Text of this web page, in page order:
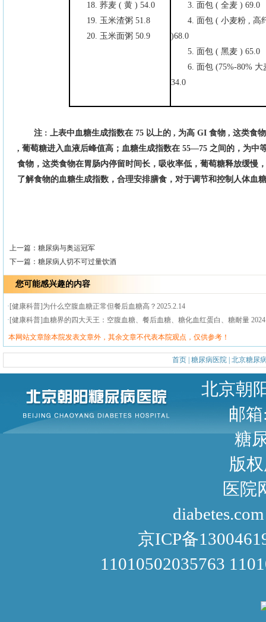
18. 荞麦 ( 黄 ) 54.0
19. 玉米渣粥 51.8
20. 玉米面粥 50.9
3. 面包 ( 全麦 ) 69.0
4. 面包 ( 小麦粉 , 高
)68.0
5. 面包 ( 黑麦 ) 65.0
6. 面包 (75%-80% 大
34.0
注 : 上表中血糖生成指数在 75 以上的 , 为高 GI 食物 , 这类食
, 葡萄糖进入血液后峰值高；血糖生成指数在 55—75 之间的，为中
食物，这类食物在胃肠内停留时间长，吸收率低，葡萄糖释放缓慢
了解食物的血糖生成指数，合理安排膳食，对于调节和控制人体血
上一篇： 糖尿病与奥运冠军
下一篇： 糖尿病人切不可过量饮酒
您可能感兴趣的内容
· [健康科普]为什么空腹血糖正常但餐后血糖高？2025.2.14
· [健康科普]血糖界的四大天王：空腹血糖、餐后血糖、糖化血红蛋白、糖耐量
本网站文章除本院发表文章外，其余文章不代表本院观点，仅供参考！
首页 糖尿病医院 北京糖尿
北京朝阳区甜水园东
邮箱
糖尿病咨询
版
医院网址： http://
京ICP备
11010502035763